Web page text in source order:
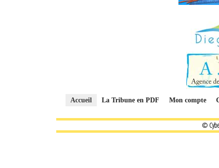
Accueil La Tribune en PDF Mon compte
©